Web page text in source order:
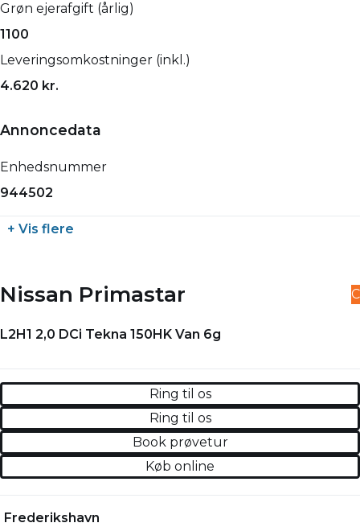
Grøn ejerafgift (årlig)
1100
Leveringsomkostninger (inkl.)
4.620 kr.
Annoncedata
Enhedsnummer
944502
+ Vis flere
Nissan Primastar
L2H1 2,0 DCi Tekna 150HK Van 6g
C
Ring til os
Ring til os
Book prøvetur
Køb online
Frederikshavn